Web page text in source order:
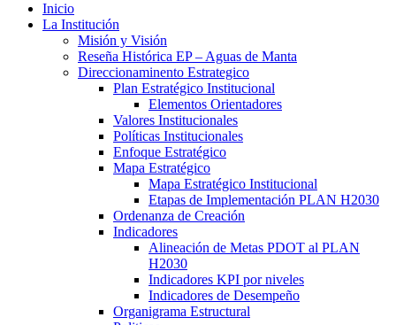
Inicio
La Institución
Misión y Visión
Reseña Histórica EP – Aguas de Manta
Direccionaminento Estrategico
Plan Estratégico Institucional
Elementos Orientadores
Valores Institucionales
Políticas Institucionales
Enfoque Estratégico
Mapa Estratégico
Mapa Estratégico Institucional
Etapas de Implementación PLAN H2030
Ordenanza de Creación
Indicadores
Alineación de Metas PDOT al PLAN
H2030
Indicadores KPI por niveles
Indicadores de Desempeño
Organigrama Estructural